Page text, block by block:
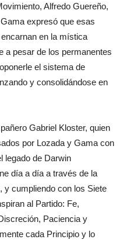
Alfredo Guereño,
expresó que esas
en la mística
a pesar de los permanentes
el sistema de
y consolidándose en
Gabriel Kloster, quien
por Lozada y Gama con
legado de Darwin
día a día a través de la
y cumpliendo con los Siete
al Partido: Fe,
Paciencia y
cada Principio y lo